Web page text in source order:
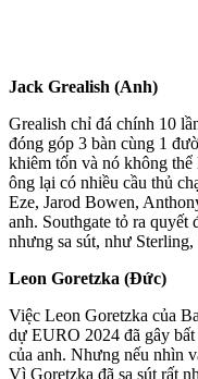
Jack Grealish (Anh)
Grealish chỉ đá chính 10
đóng góp 3 bàn cùng 1
khiêm tốn và nó không
ông lại có nhiều cầu thủ
Eze, Jarod Bowen,
anh. Southgate tỏ ra quyết
nhưng sa sút, như
Leon Goretzka (Đức)
Việc Leon Goretzka của
dự EURO 2024 đã gây
của anh. Nhưng nếu nhìn
Vì Goretzka đã sa sút rất